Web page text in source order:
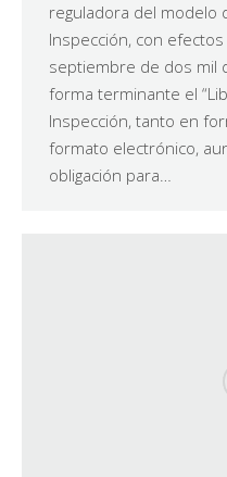
reguladora del modelo
Inspección, con
septiembre de dos mil
forma terminante el
Inspección, tanto en
formato electrónico,
obligación para…